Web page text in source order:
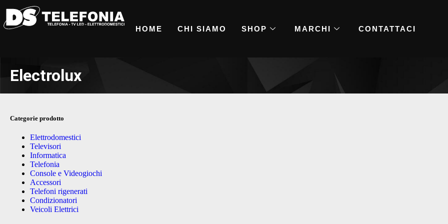
HOME CHI SIAMO SHOP MARCHI CONTATTACI
Electrolux
Categorie prodotto
Elettrodomestici
Televisori
Informatica
Telefonia
Console e Videogiochi
Accessori
Telefoni rigenerati
Condizionatori
Veicoli Elettrici